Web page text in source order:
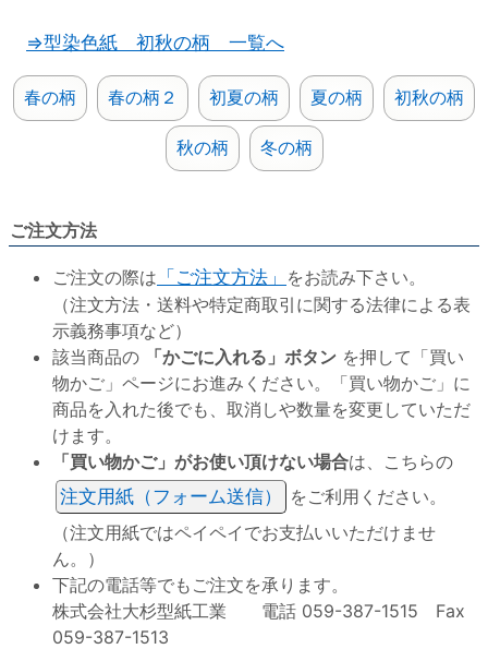
⇒型染色紙 初秋の柄 一覧へ
春の柄 春の柄２ 初夏の柄 夏の柄 初秋の柄
秋の柄 冬の柄
ご注文方法
ご注文の際は 「ご注文方法」 をお読み下さい。
（注文方法・送料や特定商取引に関する法律による表
示義務事項など）
該当商品の
「かごに入れる」ボタン を押して「買い
物かご」ページにお進みください。「買い物かご」に
商品を入れた後でも、取消しや数量を変更していただ
けます。
「買い物かご」がお使い頂けない場合は、こちらの
注文用紙（フォーム送信）
をご利用ください。
（注文用紙ではペイペイでお支払いいただけませ
ん。）
下記の電話等でもご注文を承ります。
株式会社大杉型紙工業 電話 059-387-1515 Fax
059-387-1513